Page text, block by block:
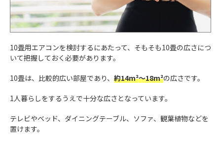
10畳用エアコンを検討するにあたって、そもそも10畳の広さにつ
いて把握しておく必要があります。
10畳は、比較的広い部屋であり、 約14m²～18m²の広さです。
1人暮らしをするうえで十分な広さとなっています。
テレビやベッド、ダイニングテーブル、ソファ、観葉植物などを
置けます。